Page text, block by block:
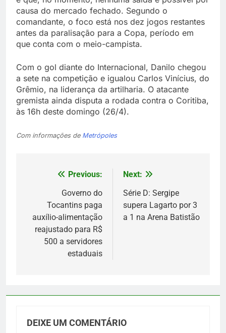
causa do mercado fechado. Segundo o
comandante, o foco está nos dez jogos restantes
antes da paralisação para a Copa, período em
que conta com o meio-campista.
Com o gol diante do Internacional, Danilo chegou
a sete na competição e igualou Carlos Vinícius, do
Grêmio, na liderança da artilharia. O atacante
gremista ainda disputa a rodada contra o Coritiba,
às 16h deste domingo (26/4).
Com informações de Metrópoles
Navegação
Post
Previous:
Governo do
Tocantins paga
auxílio-alimentação
reajustado para R$
500 a servidores
estaduais
Next:
Série D: Sergipe
supera Lagarto por 3
a 1 na Arena Batistão
DEIXE UM COMENTÁRIO